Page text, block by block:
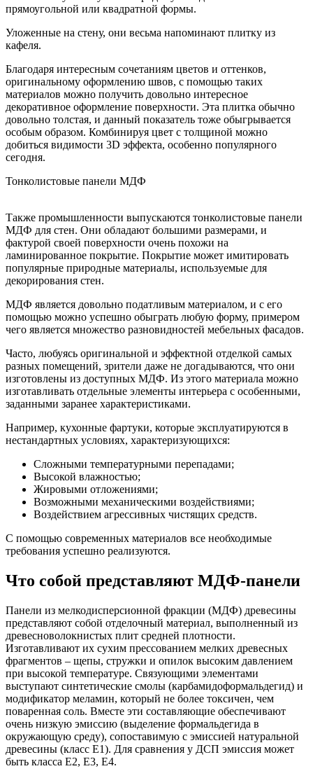
прямоугольной или квадратной формы.
Уложенные на стену, они весьма напоминают плитку из
кафеля.
Благодаря интересным сочетаниям цветов и оттенков,
оригинальному оформлению швов, с помощью таких
материалов можно получить довольно интересное
декоративное оформление поверхности. Эта плитка обычно
довольно толстая, и данный показатель тоже обыгрывается
особым образом. Комбинируя цвет с толщиной можно
добиться видимости 3D эффекта, особенно популярного
сегодня.
Тонколистовые панели МДФ
Также промышленности выпускаются тонколистовые панели
МДФ для стен. Они обладают большими размерами, и
фактурой своей поверхности очень похожи на
ламинированное покрытие. Покрытие может имитировать
популярные природные материалы, используемые для
декорирования стен.
МДФ является довольно податливым материалом, и с его
помощью можно успешно обыграть любую форму, примером
чего является множество разновидностей мебельных фасадов.
Часто, любуясь оригинальной и эффектной отделкой самых
разных помещений, зрители даже не догадываются, что они
изготовлены из доступных МДФ. Из этого материала можно
изготавливать отдельные элементы интерьера с особенными,
заданными заранее характеристиками.
Например, кухонные фартуки, которые эксплуатируются в
нестандартных условиях, характеризующихся:
Сложными температурными перепадами;
Высокой влажностью;
Жировыми отложениями;
Возможными механическими воздействиями;
Воздействием агрессивных чистящих средств.
С помощью современных материалов все необходимые
требования успешно реализуются.
Что собой представляют МДФ-панели
Панели из мелкодисперсионной фракции (МДФ) древесины
представляют собой отделочный материал, выполненный из
древесноволокнистых плит средней плотности.
Изготавливают их сухим прессованием мелких древесных
фрагментов – щепы, стружки и опилок высоким давлением
при высокой температуре. Связующими элементами
выступают синтетические смолы (карбамидоформальдегид) и
модификатор меламин, который не более токсичен, чем
поваренная соль. Вместе эти составляющие обеспечивают
очень низкую эмиссию (выделение формальдегида в
окружающую среду), сопоставимую с эмиссией натуральной
древесины (класс E1). Для сравнения у ДСП эмиссия может
быть класса E2, E3, E4.